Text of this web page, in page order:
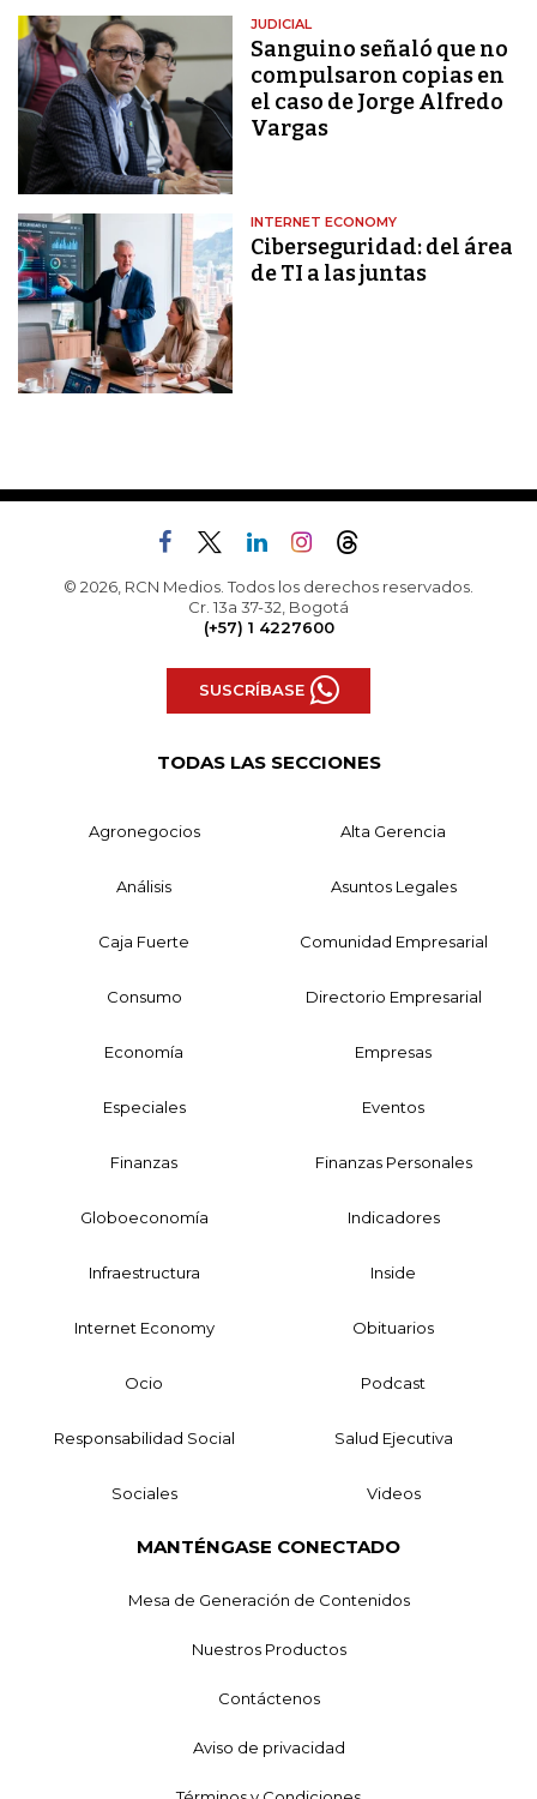
JUDICIAL
Sanguino señaló que no
compulsaron copias en
el caso de Jorge Alfredo
Vargas
INTERNET ECONOMY
Ciberseguridad: del área
de TI a las juntas
© 2026, RCN Medios. Todos los derechos reservados.
Cr. 13a 37-32, Bogotá
(+57) 1 4227600
SUSCRÍBASE
TODAS LAS SECCIONES
Agronegocios Alta Gerencia
Análisis Asuntos Legales
Caja Fuerte Comunidad Empresarial
Consumo Directorio Empresarial
Economía Empresas
Especiales Eventos
Finanzas Finanzas Personales
Globoeconomía Indicadores
Infraestructura Inside
Internet Economy Obituarios
Ocio Podcast
Responsabilidad Social Salud Ejecutiva
Sociales Videos
MANTÉNGASE CONECTADO
Mesa de Generación de Contenidos
Nuestros Productos
Contáctenos
Aviso de privacidad